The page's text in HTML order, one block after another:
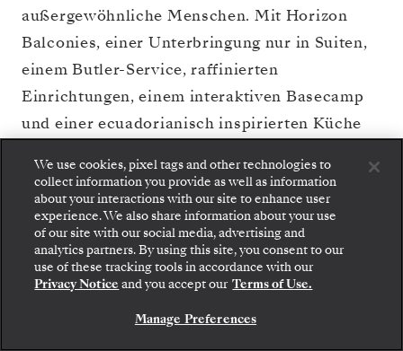
außergewöhnliche Menschen. Mit Horizon
Balconies, einer Unterbringung nur in Suiten,
einem Butler-Service, raffinierten
Einrichtungen, einem interaktiven Basecamp
und einer ecuadorianisch inspirierten Küche
Silver Origindem Zufall überlassen. Das
umweltbewussteste Schiff, das wir je gebaut
haben, steht für einen Entwicklungssprung und
übertrifft bei weitem jegliche Vorstellungen,
die Sie vielleicht von einer Reise mit der
Mehr entdecken >
Gehen Sie an Bord: Wählen Sie Ihre Suite und
prüfen Sie die Preise und Inklusivleistungen, bevor
Sie Ihre Silversea-Reise sicher bestätigen.
BUCHEN SIE IHRE SUITE
We use cookies, pixel tags and other technologies to
collect information you provide as well as information
about your interactions with our site to enhance user
experience. We also share information about your use
of our site with our social media, advertising and
analytics partners. By using this site, you consent to our
use of these tracking tools in accordance with our
Privacy Notice and you accept our Terms of Use.
Manage Preferences